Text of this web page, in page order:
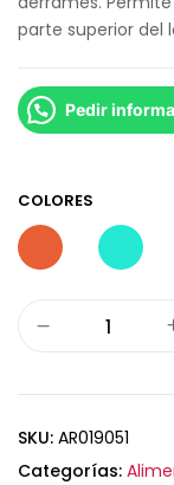
parte superior del
Pedir
COLORES
SKU: AR019051
Categorías: